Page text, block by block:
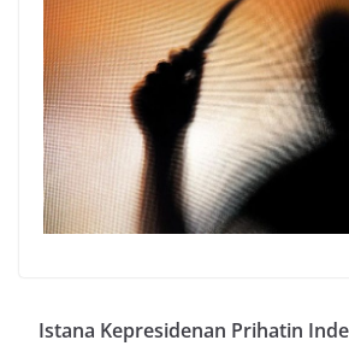
Istana Kepresidenan Prihatin